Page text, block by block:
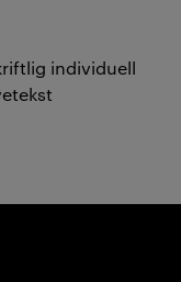
individuell